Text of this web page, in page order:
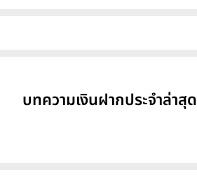
บทความเงินฝากประจำล่าสุด